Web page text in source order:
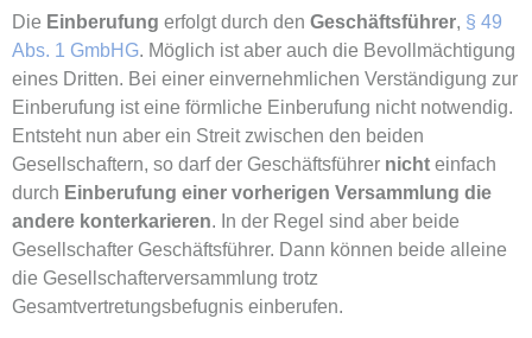
Die Einberufung erfolgt durch den Geschäftsführer, § 49
Abs. 1 GmbHG. Möglich ist aber auch die Bevollmächtigung
eines Dritten. Bei einer einvernehmlichen Verständigung zur
Einberufung ist eine förmliche Einberufung nicht notwendig.
Entsteht nun aber ein Streit zwischen den beiden
Gesellschaftern, so darf der Geschäftsführer nicht einfach
durch Einberufung einer vorherigen Versammlung die
andere konterkarieren. In der Regel sind aber beide
Gesellschafter Geschäftsführer. Dann können beide alleine
die Gesellschafterversammlung trotz
Gesamtvertretungsbefugnis einberufen.